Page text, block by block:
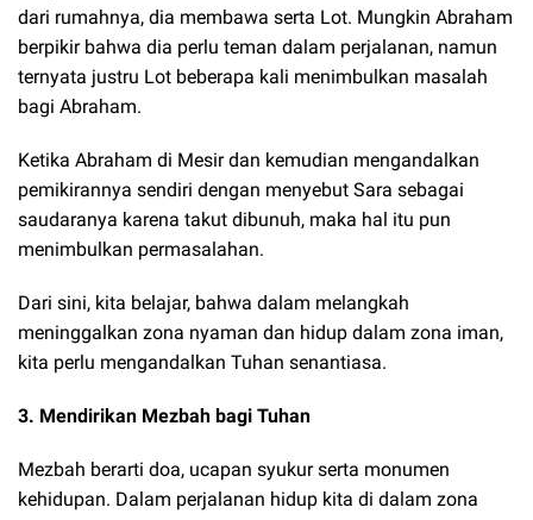
dari rumahnya, dia membawa serta Lot. Mungkin Abraham
berpikir bahwa dia perlu teman dalam perjalanan, namun
ternyata justru Lot beberapa kali menimbulkan masalah
bagi Abraham.
Ketika Abraham di Mesir dan kemudian mengandalkan
pemikirannya sendiri dengan menyebut Sara sebagai
saudaranya karena takut dibunuh, maka hal itu pun
menimbulkan permasalahan.
Dari sini, kita belajar, bahwa dalam melangkah
meninggalkan zona nyaman dan hidup dalam zona iman,
kita perlu mengandalkan Tuhan senantiasa.
3. Mendirikan Mezbah bagi Tuhan
Mezbah berarti doa, ucapan syukur serta monumen
kehidupan. Dalam perjalanan hidup kita di dalam zona